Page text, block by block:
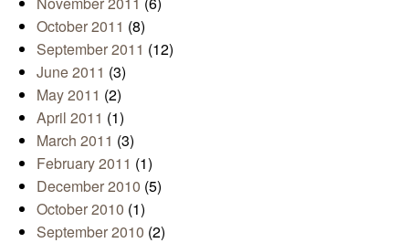
October 2011 (8)
September 2011 (12)
June 2011 (3)
May 2011 (2)
April 2011 (1)
March 2011 (3)
February 2011 (1)
December 2010 (5)
October 2010 (1)
September 2010 (2)